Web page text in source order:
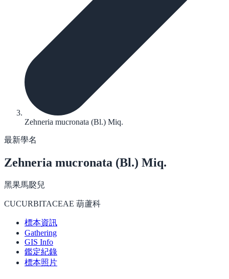
Zehneria mucronata (Bl.) Miq.
最新學名
Zehneria mucronata (Bl.) Miq.
黑果馬㼎兒
CUCURBITACEAE 葫蘆科
標本資訊
Gathering
GIS Info
鑑定紀錄
標本照片